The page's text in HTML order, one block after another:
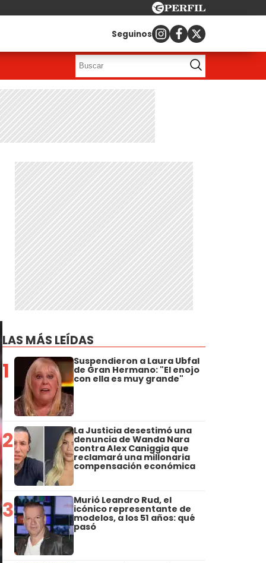
Seguinos
LAS MÁS LEÍDAS
1 Suspendieron a Laura Ubfal
de Gran Hermano: "El enojo
con ella es muy grande"
2 La Justicia desestimó una
denuncia de Wanda Nara
contra Alex Caniggia que
reclamará una millonaria
compensación económica
3 Murió Leandro Rud, el
icónico representante de
modelos, a los 51 años: qué
pasó